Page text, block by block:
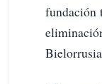
fundación